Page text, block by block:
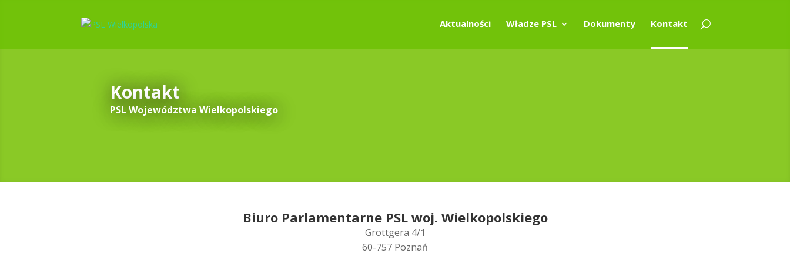
Aktualności Władze PSL Dokumenty Kontakt
Kontakt
PSL Województwa Wielkopolskiego
Biuro Parlamentarne PSL woj. Wielkopolskiego
Grottgera 4/1
60-757 Poznań